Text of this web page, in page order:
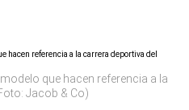
que hacen referencia a la
Jacob & Co)